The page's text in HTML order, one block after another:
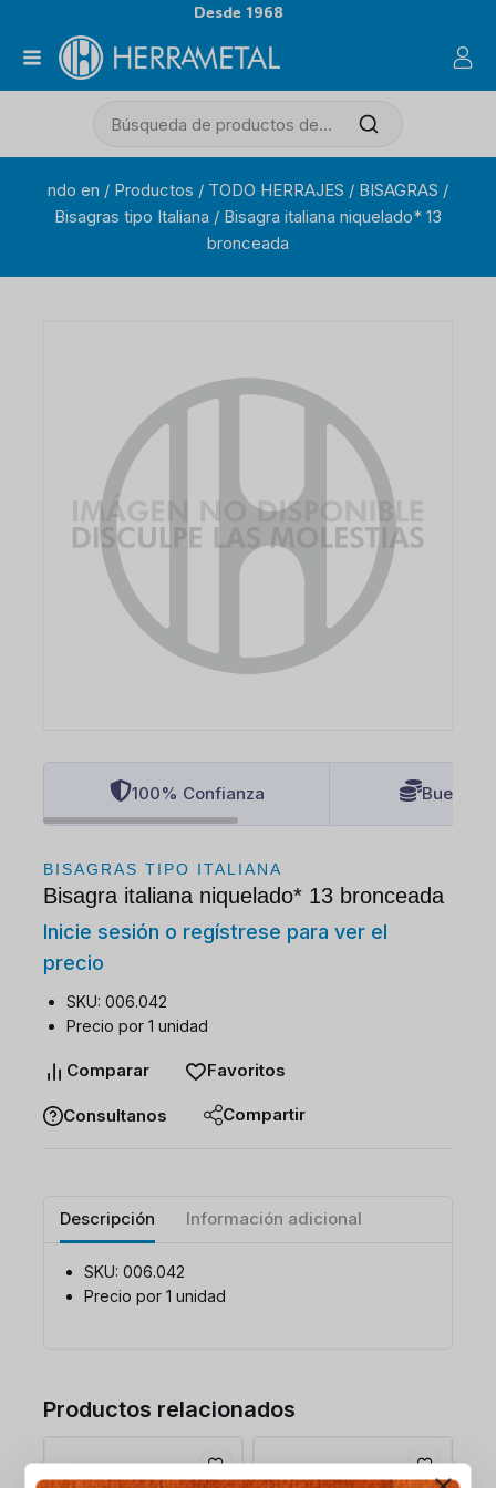
Desde 1968
ndo en / Productos / TODO HERRAJES / BISAGRAS /
Bisagras tipo Italiana / Bisagra italiana niquelado* 13
bronceada
100% Confianza Buenos
BISAGRAS TIPO ITALIANA
Bisagra italiana niquelado* 13 bronceada
Inicie sesión o regístrese para ver el
precio
SKU: 006.042
Precio por 1 unidad
Comparar Favoritos
Consultanos Compartir
Descripción Información adicional
SKU: 006.042
Precio por 1 unidad
Productos relacionados